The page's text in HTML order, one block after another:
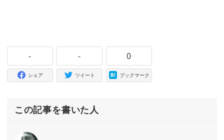
-
シェア
-
ツイート
0
ブックマーク
この記事を書いた人